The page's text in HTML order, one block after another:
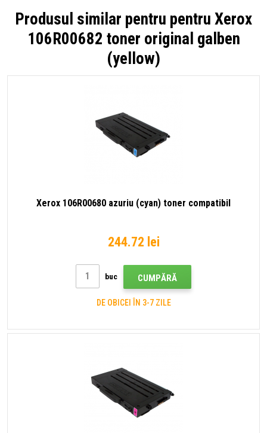
Produsul similar pentru pentru Xerox
106R00682 toner original galben
(yellow)
Xerox 106R00680 azuriu (cyan) toner compatibil
244.72 lei
buc CUMPĂRĂ
DE OBICEI ÎN 3-7 ZILE